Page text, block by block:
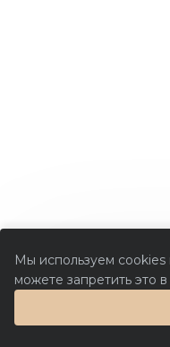
Мы используем cookies
можете запретить это